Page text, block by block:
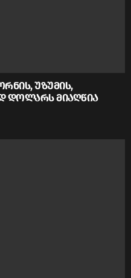
უზუმის,
დოლარს მიაღწია